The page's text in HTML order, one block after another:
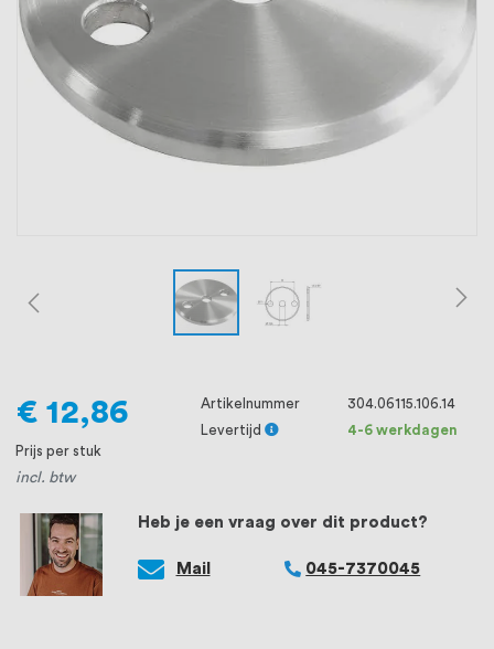
ons voorop, want we geloven dat een
goede relatie met onze klanten het
verschil maakt.
Heb je een vraag over dit product?
Mail 045-7370045
€ 12,86
Prijs per stuk
incl. btw
Artikelnummer
304.06115.106.14
Levertijd
4-6 werkdagen